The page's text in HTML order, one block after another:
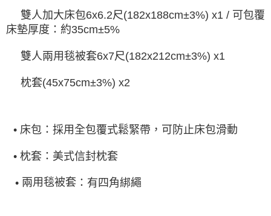
雙人加大床包6x6.2尺(182x188cm±3%) x1 / 可包覆
床墊厚度：約35cm±5%
雙人兩用毯被套6x7尺(182x212cm±3%) x1
枕套(45x75cm±3%) x2
• 床包：採用全包覆式鬆緊帶，可防止床包滑動
• 枕套：美式信封枕套
• 兩用毯被套 ：有四角綁繩